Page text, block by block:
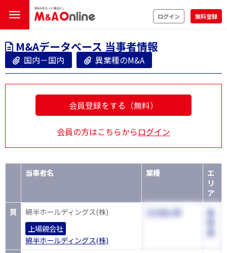
ログイン 無料登録
M&Aデータベース 当事者情報
国内－国内 異業種のM&A
会員登録をする（無料）
会員の方はこちらからログイン
当事者名 業種
エ
リ
ア
買
綿半ホールディングス(株)
上場親会社
綿半ホールディングス(株)
その他小売
長